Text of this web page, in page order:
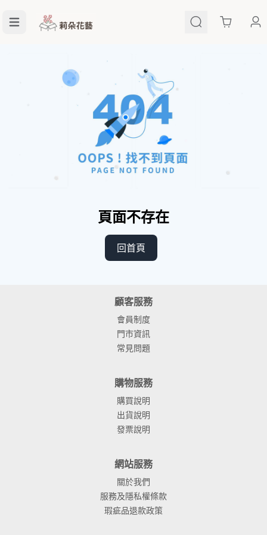
Cart
頁面不存在
回首頁
顧客服務
會員制度
門市資訊
常見問題
購物服務
購買說明
出貨說明
發票說明
網站服務
關於我們
服務及隱私權條款
瑕疵品退款政策